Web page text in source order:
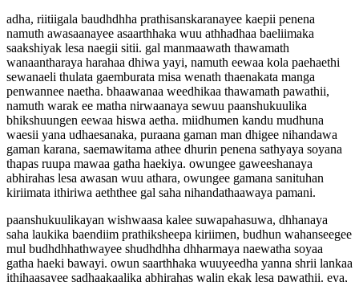
adha, riitiigala baudhdhha prathisanskaranayee kaepii penena
namuth awasaanayee asaarthhaka wuu athhadhaa baeliimaka
saakshiyak lesa naegii sitii. gal manmaawath thawamath
wanaantharaya harahaa dhiwa yayi, namuth eewaa kola paehaethi
sewanaeli thulata gaemburata misa wenath thaenakata manga
penwannee naetha. bhaawanaa weedhikaa thawamath pawathii,
namuth warak ee matha nirwaanaya sewuu paanshukuulika
bhikshuungen eewaa hiswa aetha. miidhumen kandu mudhuna
waesii yana udhaesanaka, puraana gaman man dhigee nihandawa
gaman karana, saemawitama athee dhurin penena sathyaya soyana
thapas ruupa mawaa gatha haekiya. owungee gaweeshanaya
abhirahas lesa awasan wuu athara, owungee gamana sanituhan
kiriimata ithiriwa aeththee gal saha nihandathaawaya pamani.
paanshukuulikayan wishwaasa kalee suwapahasuwa, dhhanaya
saha laukika baendiim prathiksheepa kiriimen, budhun wahanseegee
mul budhdhhathwayee shudhdhha dhharmaya naewatha soyaa
gatha haeki bawayi. owun saarthhaka wuuyeedha yanna shrii lankaa
ithihaasayee sadhaakaalika abhirahas walin ekak lesa pawathii. eya,